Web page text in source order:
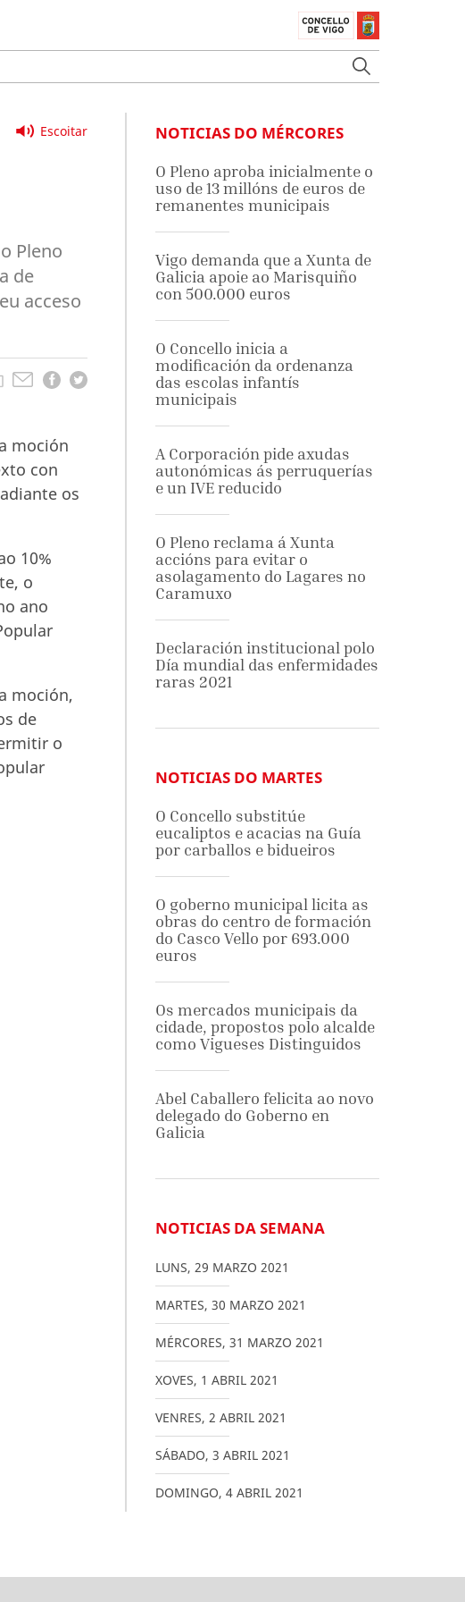
Escoitar
Pleno
de
acceso
moción
con
os
10%
o
ano
moción,
de
o
NOTICIAS DO MÉRCORES
O Pleno aproba inicialmente o
uso de 13 millóns de euros de
remanentes municipais
Vigo demanda que a Xunta de
Galicia apoie ao Marisquiño
con 500.000 euros
O Concello inicia a
modificación da ordenanza
das escolas infantís
municipais
A Corporación pide axudas
autonómicas ás perruquerías
e un IVE reducido
O Pleno reclama á Xunta
accións para evitar o
asolagamento do Lagares no
Caramuxo
Declaración institucional polo
Día mundial das enfermidades
raras 2021
NOTICIAS DO MARTES
O Concello substitúe
eucaliptos e acacias na Guía
por carballos e bidueiros
O goberno municipal licita as
obras do centro de formación
do Casco Vello por 693.000
euros
Os mercados municipais da
cidade, propostos polo alcalde
como Vigueses Distinguidos
Abel Caballero felicita ao novo
delegado do Goberno en
Galicia
NOTICIAS DA SEMANA
LUNS, 29 MARZO 2021
MARTES, 30 MARZO 2021
MÉRCORES, 31 MARZO 2021
XOVES, 1 ABRIL 2021
VENRES, 2 ABRIL 2021
SÁBADO, 3 ABRIL 2021
DOMINGO, 4 ABRIL 2021